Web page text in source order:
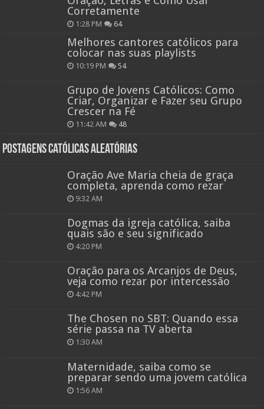
Corretamente
1:28 PM 64
Melhores cantores católicos para
colocar nas suas playlists
10:19 PM 54
Grupo de Jovens Católicos: Como
Criar, Organizar e Fazer seu Grupo
Crescer na Fé
11:42 AM 48
Postagens católicas aleatórias
Oração Ave Maria cheia de graça
completa, aprenda como rezar
9:32 AM
Dogmas da igreja católica, saiba
quais são e seu significado
4:20 PM
Oração para os Arcanjos de Deus,
veja como rezar por intercessão
4:42 PM
The Chosen no SBT: Quando essa
série passa na TV aberta
1:30 AM
Maternidade, saiba como se
preparar sendo uma jovem católica
1:56 AM